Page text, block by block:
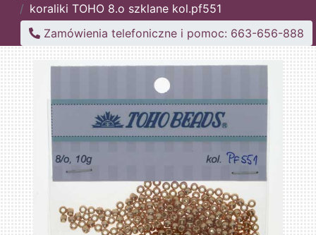
koraliki TOHO 8.o szklane kol.pf551
Zamówienia telefoniczne i pomoc: 663-656-888